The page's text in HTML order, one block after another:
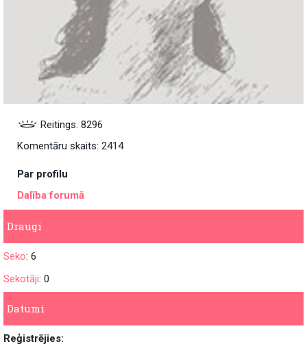
Reitings: 8296
Komentāru skaits: 2414
Par profilu
Dalība forumā
Draugi
Seko: 6
Sekotāji: 0
Datumi
Reģistrējies: